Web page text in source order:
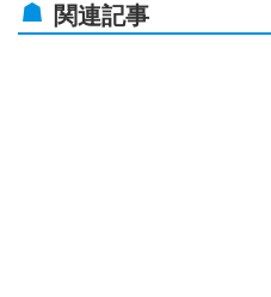
関連記事